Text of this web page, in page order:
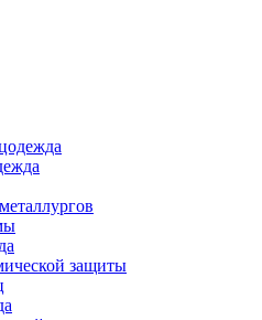
защиты